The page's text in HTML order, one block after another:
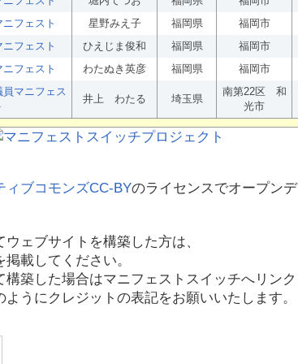
フェスト 星野みえ子 福岡県
福岡市
フェスト ひえじま俊和 福岡県
福岡市
フェスト わたぬき英彦 福岡県 福岡市
マニフェス
井上 わたる 埼玉県
南第22区 和
光市
ィブコモンズCC-BYのライセンスでオープン
ェブサイトを構築した方は、
載してください。
築した場合はマニフェストスイッチへリン
うにクレジットの表記をお願いいたします。